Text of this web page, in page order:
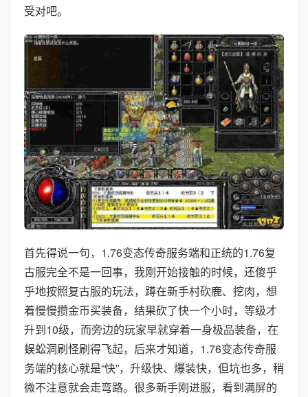
受对吧。
首先得说一句，1.76变态传奇服务端和正统的1.76复
古服完全不是一回事，我刚开始接触的时候，还傻乎
乎地按照复古服的玩法，蹲在新手村砍鹿、挖肉，想
着慢慢攒金币买装备，结果砍了快一个小时，等级才
升到10级，而旁边的玩家早就穿着一身极品装备，在
蜈蚣洞刷怪刷得飞起，后来才知道，1.76变态传奇服
务端的核心就是“快”，升级快、爆装快，但坑也多，稍
微不注意就会走弯路。很多新手刚进服，看到满屏的